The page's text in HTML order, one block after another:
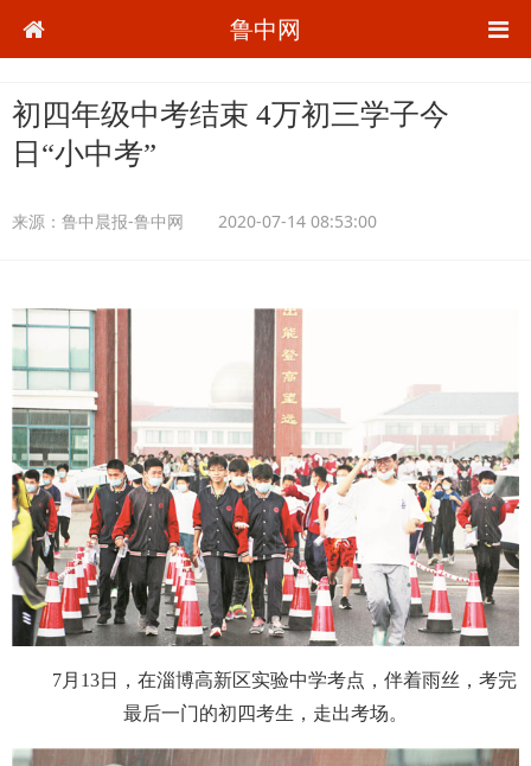
鲁中网
初四年级中考结束 4万初三学子今
日“小中考”
来源： 鲁中晨报-鲁中网 2020-07-14 08:53:00
7月13日，在淄博高新区实验中学考点，伴着雨丝，考完
最后一门的初四考生，走出考场。